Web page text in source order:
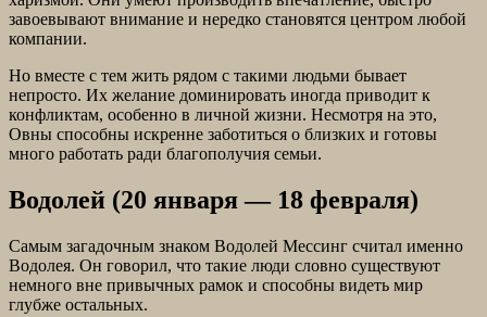
завоевывают внимание и нередко становятся центром любой
компании.
Но вместе с тем жить рядом с такими людьми бывает
непросто. Их желание доминировать иногда приводит к
конфликтам, особенно в личной жизни. Несмотря на это,
Овны способны искренне заботиться о близких и готовы
много работать ради благополучия семьи.
Водолей (20 января — 18 февраля)
Самым загадочным знаком Водолей Мессинг считал именно
Водолея. Он говорил, что такие люди словно существуют
немного вне привычных рамок и способны видеть мир
глубже остальных.